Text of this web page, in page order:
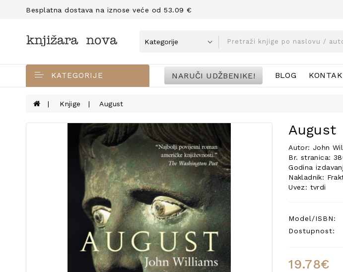
Besplatna dostava na iznose veće od 53.09 €
KATEGORIJE NARUČI UDŽBENIKE! BLOG
Knjige August
August
Autor: John
Br. stranica:
Godina
Nakladnik:
Uvez: tvrdi
Model/ISBN:
Dostupnost:
19.78€